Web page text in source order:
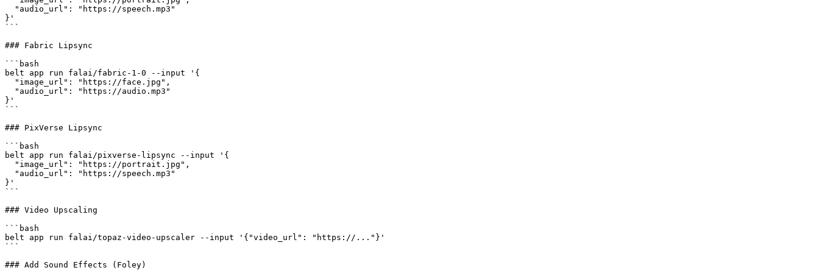
  "audio_url": "https://speech.mp3"
}'
```
### Fabric Lipsync
```bash
belt app run falai/fabric-1-0 --input '{
  "image_url": "https://face.jpg",
  "audio_url": "https://audio.mp3"
}'
```
### PixVerse Lipsync
```bash
belt app run falai/pixverse-lipsync --input '{
  "image_url": "https://portrait.jpg",
  "audio_url": "https://speech.mp3"
}'
```
### Video Upscaling
```bash
belt app run falai/topaz-video-upscaler --input '{"video_url": "https://..."}'
```
### Add Sound Effects (Foley)